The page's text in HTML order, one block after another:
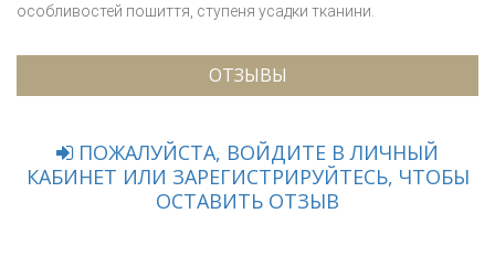
особливостей пошиття, ступеня усадки тканини.
ОТЗЫВЫ
ПОЖАЛУЙСТА, ВОЙДИТЕ В ЛИЧНЫЙ
КАБИНЕТ ИЛИ ЗАРЕГИСТРИРУЙТЕСЬ, ЧТОБЫ
ОСТАВИТЬ ОТЗЫВ